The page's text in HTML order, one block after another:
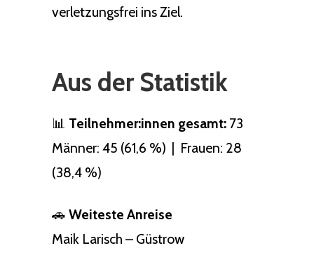
verletzungsfrei ins Ziel.
Aus der Statistik
📊 Teilnehmer:innen gesamt: 73
Männer: 45 (61,6 %) | Frauen: 28
(38,4 %)
🚗 Weiteste Anreise
Maik Larisch – Güstrow